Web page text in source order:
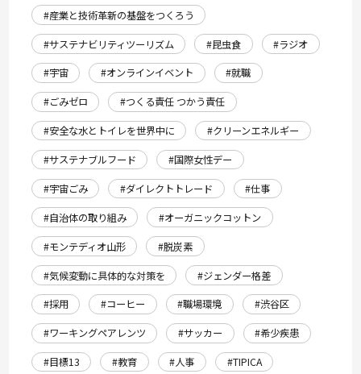
#産業と技術革新の基盤をつくろう
#サステナビリティツーリズム
#昆虫食
#ラジオ
#宇宙
#オンラインイベント
#就職
#ごみゼロ
#つくる責任 つかう責任
#安全な水とトイレを世界中に
#クリーンエネルギー
#サステナブルフード
#国際女性デー
#宇宙ごみ
#ダイレクトトレード
#仕事
#自治体の取り組み
#オーガニックコットン
#モンテディオ山形
#脱炭素
#気候変動に具体的な対策を
#ジェンダー格差
#採用
#コーヒー #職場環境
#渋谷区
#ワーキングペアレンツ
#サッカー
#希少疾患
#目標13
#教育 #人事
#TIPICA